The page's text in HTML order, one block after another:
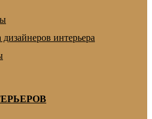
интерьера